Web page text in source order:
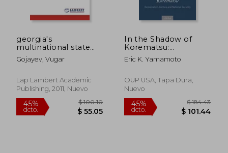
$ 34.43
45%
georgia's
multinational state
(en Inglés)
Gojayev, Vugar
Lap Lambert Academic
Publishing, 2011, Nuevo
In the Shadow of
Korematsu:
Democratic Liberties
and National Security
Eric K. Yamamoto
OUP USA, Tapa Dura,
Nuevo